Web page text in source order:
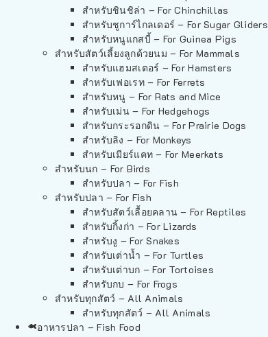
สำหรับชินชิล่า – For Chinchillas
สำหรับชูการ์ไกลเดอร์ – For Sugar Gliders
สำหรับหนูแกสบี้ – For Guinea Pigs
สำหรับสัตว์เลี้ยงลูกด้วยนม – For Mammals
สำหรับแฮมสเตอร์ – For Hamsters
สำหรับเฟอเรท – For Ferrets
สำหรับหนู – For Rats and Mice
สำหรับเม่น – For Hedgehogs
สำหรับกระรอกดิน – For Prairie Dogs
สำหรับลิง – For Monkeys
สำหรับเมียร์แคท – For Meerkats
สำหรับนก – For Birds
สำหรับปลา – For Fish
สำหรับปลา – For Fish
สำหรับสัตว์เลื้อยคลาน – For Reptiles
สำหรับกิ้งก่า – For Lizards
สำหรับงู – For Snakes
สำหรับเต่าน้ำ – For Turtles
สำหรับเต่าบก – For Tortoises
สำหรับกบ – For Frogs
สำหรับทุกสัตว์ – All Animals
สำหรับทุกสัตว์ – All Animals
อาหารปลา – Fish Food